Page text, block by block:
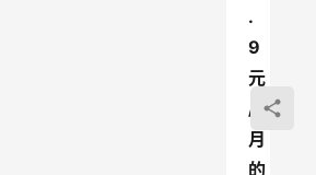
.
9
元
/
月
的